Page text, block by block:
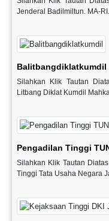
Jenderal Badilmiltun. MA-RI.
Balitbangdiklatkumdil
Silahkan Klik Tautan
Litbang Diklat Kumdil
Pengadilan Tinggi
Silahkan Klik Tautan
Tinggi Tata Usaha Negara